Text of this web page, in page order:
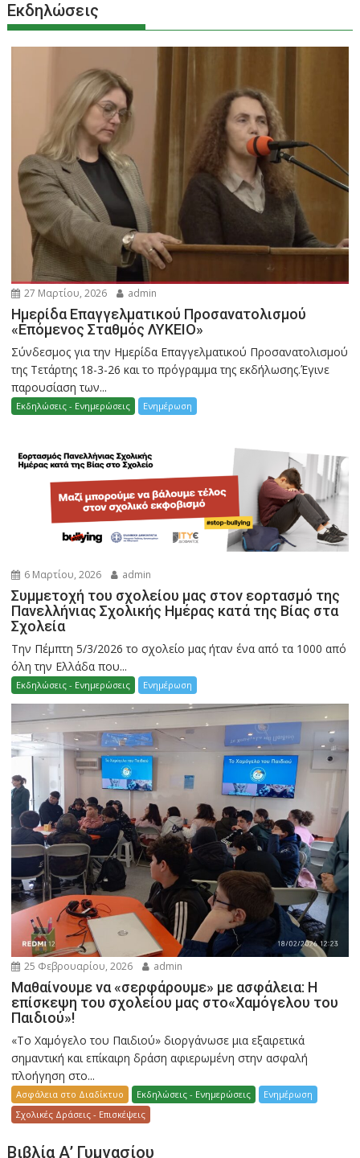
Εκδηλώσεις
27 Μαρτίου, 2026 admin
Ημερίδα Επαγγελματικού Προσανατολισμού
«Επόμενος Σταθμός ΛΥΚΕΙΟ»
Σύνδεσμος για την Ημερίδα Επαγγελματικού Προσανατολισμού
της Τετάρτης 18-3-26 και το πρόγραμμα της εκδήλωσης.Έγινε
παρουσίαση των...
Εκδηλώσεις - Ενημερώσεις Ενημέρωση
6 Μαρτίου, 2026 admin
Συμμετοχή του σχολείου μας στον εορτασμό της
Πανελλήνιας Σχολικής Ημέρας κατά της Βίας στα
Σχολεία
Την Πέμπτη 5/3/2026 το σχολείο μας ήταν ένα από τα 1000 από
όλη την Ελλάδα που...
Εκδηλώσεις - Ενημερώσεις Ενημέρωση
25 Φεβρουαρίου, 2026 admin
Μαθαίνουμε να «σερφάρουμε» με ασφάλεια: Η
επίσκεψη του σχολείου μας στο«Χαμόγελου του
Παιδιού»!
«Το Χαμόγελο του Παιδιού» διοργάνωσε μια εξαιρετικά
σημαντική και επίκαιρη δράση αφιερωμένη στην ασφαλή
πλοήγηση στο...
Ασφάλεια στο Διαδίκτυο Εκδηλώσεις - Ενημερώσεις
Ενημέρωση
Σχολικές Δράσεις - Επισκέψεις
Βιβλία Α’ Γυμνασίου